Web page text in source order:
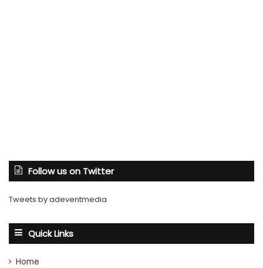
Follow us on Twitter
Tweets by adeventmedia
Quick Links
Home